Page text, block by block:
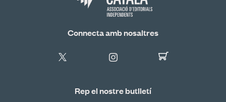
Connecta amb nosaltres
Rep el nostre butlletí